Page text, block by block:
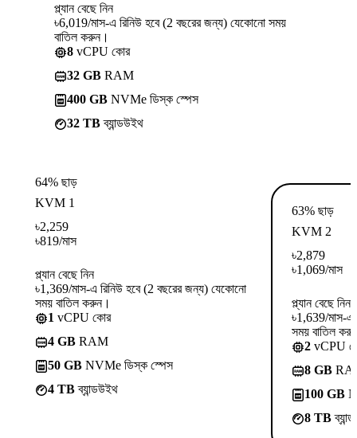
প্ল্যান বেছে নিন
৳6,019/মাস-এ রিনিউ হবে (2 বছরের জন্য) যেকোনো সময়
বাতিল করুন।
8 vCPU কোর
32 GB RAM
400 GB NVMe ডিস্ক স্পেস
32 TBব্যান্ডউইথ
64% ছাড়
KVM 1
৳2,259
৳819/মাস
প্ল্যান বেছে নিন
৳1,369/মাস-এ রিনিউ হবে (2 বছরের জন্য) যেকোনো
সময় বাতিল করুন।
1 vCPU কোর
4 GB RAM
50 GB NVMe ডিস্ক স্পেস
4 TBব্যান্ডউইথ
63% ছাড়
KVM 2
৳2,879
৳1,069/মাস
প্ল্যান বেছে নিন
৳1,639/মাস-এ
সময় বাতিল
2 vCPU
8 GB
100 GB
8 TB